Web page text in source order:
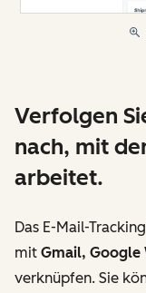
Verfolgen
nach, mit
arbeitet.
Das E-Mail-
mit Gmail, Google
verknüpfen. Sie